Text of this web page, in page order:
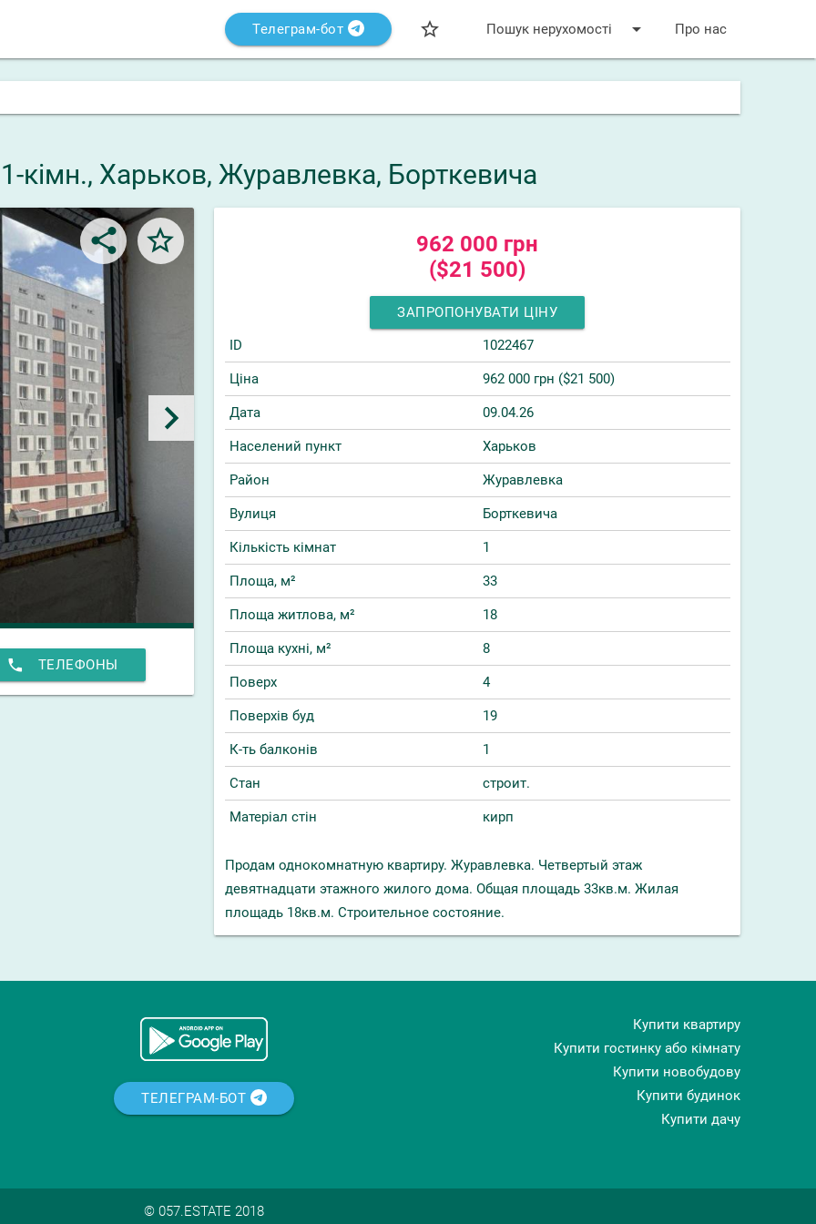
Телеграм-бот star_bordered arrow_drop_down
Пошук нерухомості Про нас
кімн., Харьков, Журавлевка, Борткевича
share star_border
keyboard_arrow_right
phone ТЕЛЕФОНЫ
962 000 грн
($21 500)
ЗАПРОПОНУВАТИ ЦІНУ
ID
1022467
Ціна 962 000 грн ($21 500)
Дата 09.04.26
Населений пункт Харьков
Район Журавлевка
Вулиця Борткевича
Кількість кімнат 1
Площа, м² 33
Площа житлова, м² 18
Площа кухні, м² 8
Поверх 4
Поверхів буд 19
К-ть балконів 1
Стан строит.
Матеріал стін кирп
Продам однокомнатную квартиру. Журавлевка. Четвертый этаж
девятнадцати этажного жилого дома. Общая площадь 33кв.м. Жилая
площадь 18кв.м. Строительное состояние.
ТЕЛЕГРАМ-БОТ
Купити квартиру
Купити гостинку або кімнату
Купити новобудову
Купити будинок
Купити дачу
© 057.ESTATE 2018